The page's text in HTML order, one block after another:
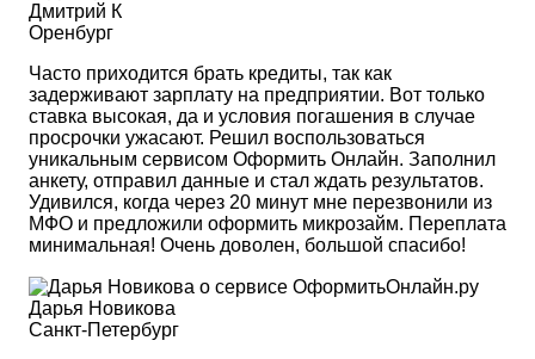
Дмитрий К
Оренбург
Часто приходится брать кредиты, так как
задерживают зарплату на предприятии. Вот только
ставка высокая, да и условия погашения в случае
просрочки ужасают. Решил воспользоваться
уникальным сервисом Оформить Онлайн. Заполнил
анкету, отправил данные и стал ждать результатов.
Удивился, когда через 20 минут мне перезвонили из
МФО и предложили оформить микрозайм. Переплата
минимальная! Очень доволен, большой спасибо!
Дарья Новикова
Санкт-Петербург